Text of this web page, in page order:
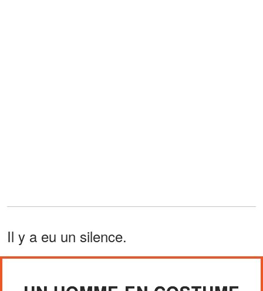
Il y a eu un silence.